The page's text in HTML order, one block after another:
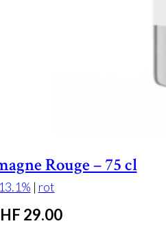
Rouge – 75 cl
13.1% | rot
29.00